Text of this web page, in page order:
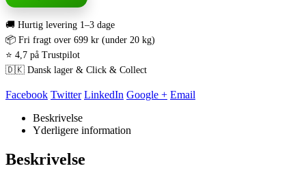
🚚 Hurtig levering 1–3 dage
📦 Fri fragt over 699 kr (under 20 kg)
⭐ 4,7 på Trustpilot
🇩🇰 Dansk lager & Click & Collect
Facebook Twitter LinkedIn Google + Email
Beskrivelse
Yderligere information
Beskrivelse